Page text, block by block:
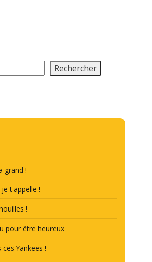
Rechercher
grand !
t'appelle !
!
pour être heureux
Yankees !